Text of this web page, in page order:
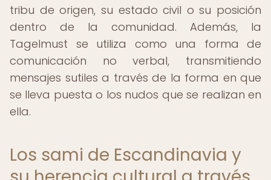
tribu de origen, su estado civil o su posición
dentro de la comunidad. Además, la
Tagelmust se utiliza como una forma de
comunicación no verbal, transmitiendo
mensajes sutiles a través de la forma en que
se lleva puesta o los nudos que se realizan en
ella.
Los sami de Escandinavia y